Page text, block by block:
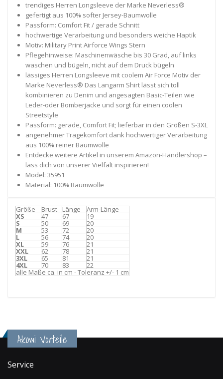
trendiges Herren Longsleeve der Marke Neverless®
gefertigt aus 100% softer Jersey-Baumwolle
Passform: Comfort Fit / gerade Schnitt
hochwertige Verarbeitung und besonders weiche Haptik
Motiv: Military Print Airforce Wings Stern
Pflegehinweise: Maschinenwäsche bis 30 Grad, auf links
waschen und bügeln, nicht auf dem Druck bügeln
lässiges Herren Longsleeve mit coolem Air Force Motiv der
Marke Neverless® Das Langarm Shirt lässt sich toll
kombinieren zu Denim und angesagten Basic-Teilen wie
Leder-oder Bomberjacke und sorgt für einen coolen
Streetstyle
Passform: gerade, Comfort Fit; lieferbar in den Größen S-3XL
angenehmer Tragekomfort dank hochwertiger Verarbeitung
aus 100% reiner Baumwolle
Entdecke weitere Artikel in unserem Amazon-Händlershop –
lass dich von unserer Vielfalt inspirieren!
Model: 35951
Material: 100% Baumwolle
Größe Brust Länge Arm-Länge
XS 47 67 19
S 50 69 20
M 53 72 20
L 56 74 20
XL 59 76 21
XXL 62 78 21
3XL 65 81 21
4XL 70 83 22
alle Maße ca. in cm - Toleranz +/- 1 cm
Akowi Vorteile
Service